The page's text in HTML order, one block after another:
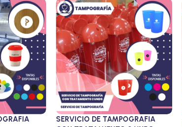
SERVICIO DE TAMPOGRAFIA